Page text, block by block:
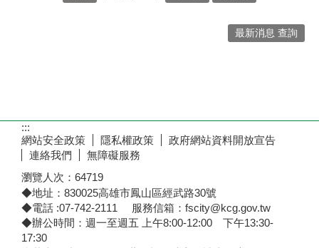
最新消息 查詢
:::
網站安全政策
隱私權政策
政府網站資料開放宣告
連絡我們
無障礙服務
瀏覽人次： 64719
◆地址：830025高雄市鳳山區經武路30號
◆電話 :07-742-2111 服務信箱：fscity@kcg.gov.tw
◆辦公時間：週一至週五 上午8:00-12:00 下午13:30-
17:30